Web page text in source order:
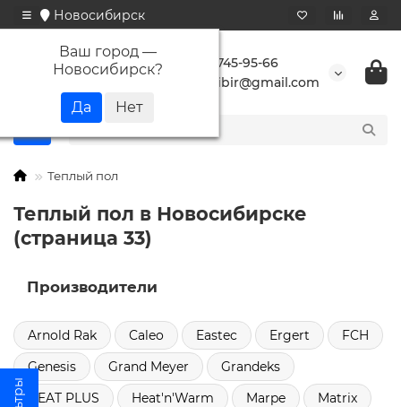
Новосибирск
Ваш город —
Новосибирск?
+7 923 745-95-66
buransibir@gmail.com
Теплый пол
Теплый пол в Новосибирске
(страница 33)
Производители
Arnold Rak Caleo Eastec Ergert
FCH
Genesis
Grand Meyer
Grandeks
HEAT PLUS
Heat'n'Warm Marpe
Matrix